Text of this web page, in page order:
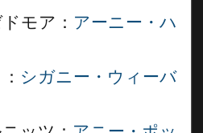
モア： アーニー・ハ
シガニー・ウィーバ